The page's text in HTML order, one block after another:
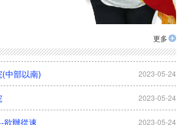
更多
2023-05-24
2023-05-24
聲音了
2023-05-24
中部以南)
2023-05-24
2023-05-24
欲辦從速